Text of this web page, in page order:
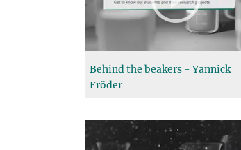
Behind the beakers - Yannick
Fröder